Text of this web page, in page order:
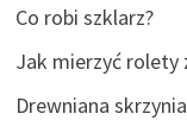
Co robi szklarz?
Jak mierzyć rolety
Drewniana